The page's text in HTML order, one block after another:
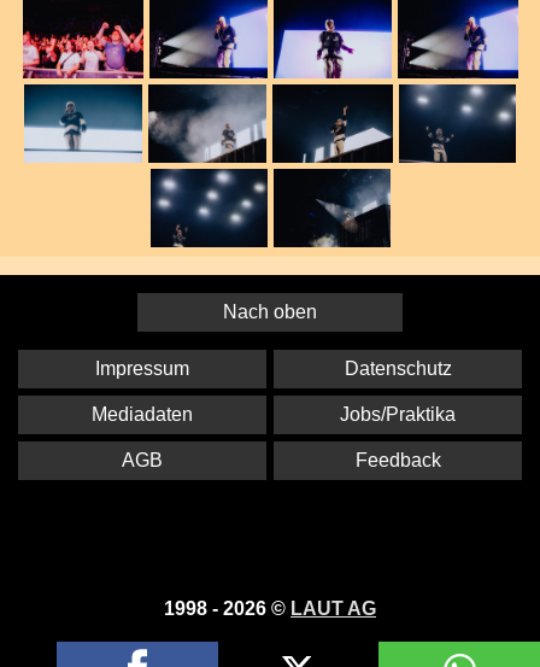
Nach oben
1998 - 2026 © LAUT AG
Impressum Datenschutz
Mediadaten Jobs/Praktika
AGB Feedback